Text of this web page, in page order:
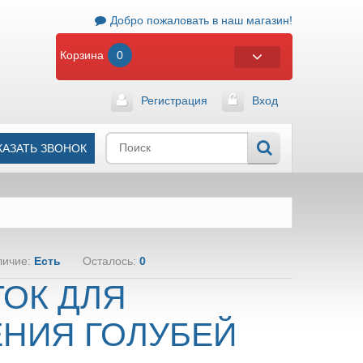
Добро пожаловать в наш магазин!
Корзина 0
Регистрация Вход
ЗВОНОК
Есть Осталось: 0
ДЛЯ
ГОЛУБЕЙ